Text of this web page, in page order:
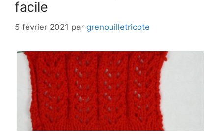
facile
5 février 2021 par grenouilletricote